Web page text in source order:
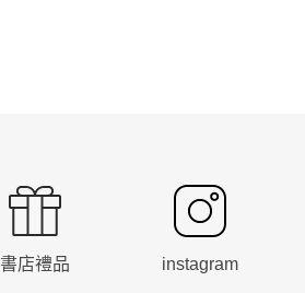
書店禮品 instagram